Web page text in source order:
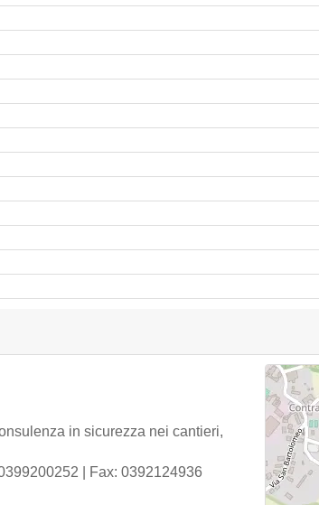
in sicurezza nei cantieri,
| Fax: 0392124936